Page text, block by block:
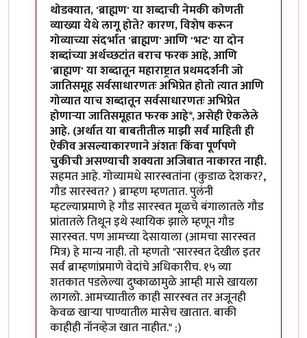
In reply toब्राह्मण वि. ब्राह्मणेतर क्याथलिक वगैरे
थोडक्यात, 'ब्राह्मण' या शब्दाची नेमकी कोणती
व्याख्या येथे लागू होते? कारण, विशेष करून
गोव्याच्या संदर्भात 'ब्राह्मण' आणि 'भट' या दोन
शब्दांच्या अर्थच्छटांत बराच फरक आहे, आणि
'ब्राह्मण' या शब्दातून महाराष्ट्रात प्रथमदर्शनी जो
जातिसमूह सर्वसाधारणतः अभिप्रेत होतो त्यात आणि
गोव्यात याच शब्दातून सर्वसाधारणतः अभिप्रेत
होणार्‍या जातिसमूहात फरक आहे*, असेही ऐकलेले
आहे. (अर्थात या बाबतीतील माझी सर्व माहिती ही
ऐकीव असल्याकारणाने अंशतः किंवा पूर्णपणे
चुकीची असण्याची शक्यता अजिबात नाकारत नाही.
सहमत आहे. गोव्यामधे सारस्वतांना (कुडाळ देशकर?,
गौड सारस्वत? ) ब्राम्हण म्हणतात. पुलंनी
म्हटल्याप्रमाणे हे गौड सारस्वत मूळचे बंगालातले गौड
प्रांतातले तिथून इथे स्थायिक झाले म्हणून गौड
सारस्वत. पण आमच्या देसायाला (आमचा सारस्वत
मित्र) हे मान्य नाही. तो म्हणतो "सारस्वत देखील इतर
सर्व ब्राम्हणांप्रमाणे वेदांचे अधिकारीच. १५ व्या
शतकात पडलेल्या दुष्काळामुळे आम्ही मासे खायला
लागलो. आमच्यातील काही सारस्वत तर अजूनही
केवळ खार्‍या पाण्यातील मासेच खातात. बाकी
काहीही नॉनव्हेज खात नाहीत." ;)